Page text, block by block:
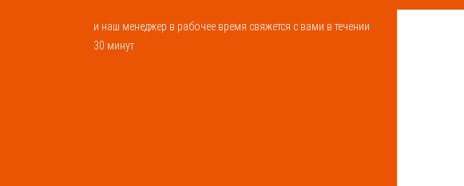
и наш менеджер в рабочее время свяжется с вами в течении
30 минут